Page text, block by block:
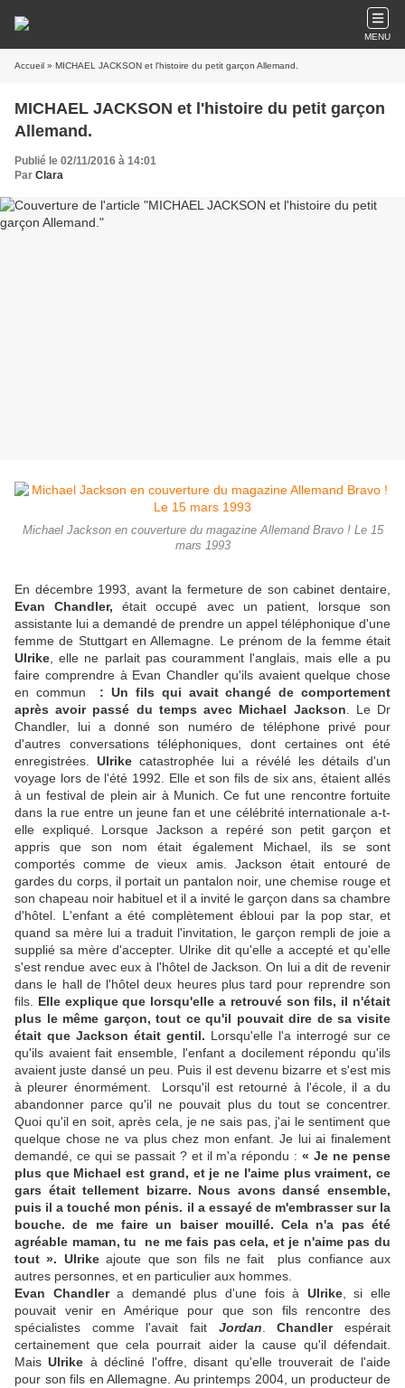
MENU
Accueil » MICHAEL JACKSON et l'histoire du petit garçon Allemand.
MICHAEL JACKSON et l'histoire du petit garçon
Allemand.
Publié le 02/11/2016 à 14:01
Par Clara
Michael Jackson en couverture du magazine Allemand Bravo ! Le 15
mars 1993
En décembre 1993, avant la fermeture de son cabinet dentaire,
Evan Chandler, était occupé avec un patient, lorsque son
assistante lui a demandé de prendre un appel téléphonique d'une
femme de Stuttgart en Allemagne. Le prénom de la femme était
Ulrike , elle ne parlait pas couramment l'anglais, mais elle a pu
faire comprendre à Evan Chandler qu'ils avaient quelque chose
en commun : Un fils qui avait changé de comportement
après avoir passé du temps avec Michael Jackson . Le Dr
Chandler, lui a donné son numéro de téléphone privé pour
d'autres conversations téléphoniques, dont certaines ont été
enregistrées. Ulrike catastrophée lui a révélé les détails d'un
voyage lors de l'été 1992. Elle et son fils de six ans, étaient allés
à un festival de plein air à Munich. Ce fut une rencontre fortuite
dans la rue entre un jeune fan et une célébrité internationale a-t-
elle expliqué. Lorsque Jackson a repéré son petit garçon et
appris que son nom était également Michael, ils se sont
comportés comme de vieux amis. Jackson était entouré de
gardes du corps, il portait un pantalon noir, une chemise rouge et
son chapeau noir habituel et il a invité le garçon dans sa chambre
d'hôtel. L'enfant a été complètement ébloui par la pop star, et
quand sa mère lui a traduit l'invitation, le garçon rempli de joie a
supplié sa mère d'accepter. Ulrike dit qu'elle a accepté et qu'elle
s'est rendue avec eux à l'hôtel de Jackson. On lui a dit de revenir
dans le hall de l'hôtel deux heures plus tard pour reprendre son
fils.
Elle explique que lorsqu'elle a retrouvé son fils, il n'était
plus le même garçon, tout ce qu'il pouvait dire de sa visite
était que Jackson était gentil. Lorsqu'elle l'a interrogé sur ce
qu'ils avaient fait ensemble, l'enfant a docilement répondu qu'ils
avaient juste dansé un peu. Puis il est devenu bizarre et s'est mis
à pleurer énormément. Lorsqu'il est retourné à l'école, il a du
abandonner parce qu'il ne pouvait plus du tout se concentrer.
Quoi qu'il en soit, après cela, je ne sais pas, j'ai le sentiment que
quelque chose ne va plus chez mon enfant. Je lui ai finalement
demandé, ce qui se passait ? et il m'a répondu :« Je ne pense
plus que Michael est grand, et je ne l'aime plus vraiment, ce
gars était tellement bizarre. Nous avons dansé ensemble,
puis il a touché mon pénis. il a essayé de m'embrasser sur la
bouche. de me faire un baiser mouillé. Cela n'a pas été
agréable maman, tu ne me fais pas cela, et je n'aime pas du
tout ». Ulrikeajoute que son fils ne fait plus confiance aux
autres personnes, et en particulier aux hommes.
Evan Chandlera demandé plus d'une fois à Ulrike, si elle
pouvait venir en Amérique pour que son fils rencontre des
spécialistes comme l'avait fait Jordan .Chandlerespérait
certainement que cela pourrait aider la cause qu'il défendait.
MaisUlrike à décliné l'offre, disant qu'elle trouverait de l'aide
pour son fils en Allemagne. Au printemps 2004, un producteur de